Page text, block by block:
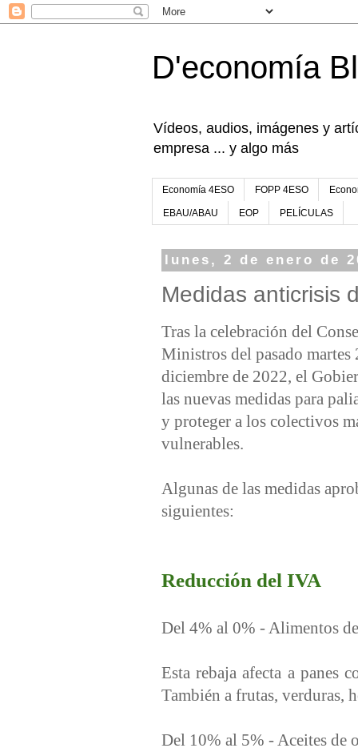
D'economía
Vídeos, audios, imágenes y
empresa ... y algo más
Economía 4ESO FOPP 4ESO
EBAU/ABAU EOP PELÍCULAS
lunes, 2 de enero de
Medidas anticrisis
Tras la celebración del
Ministros del pasado martes
diciembre de 2022, el
las nuevas medidas para
y proteger a los colectivos
vulnerables.
Algunas de las medidas
siguientes:
Reducción del IVA
Del 4% al 0% - Alimentos
Esta rebaja afecta a panes
También a frutas, verduras,
Del 10% al 5% - Aceites de